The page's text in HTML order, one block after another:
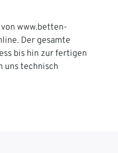
www.betten-
Der gesamte
bis hin zur fertigen
uns technisch